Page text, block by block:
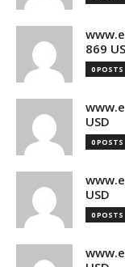
869
0 POSTS
USD
0 POSTS
USD
0 POSTS